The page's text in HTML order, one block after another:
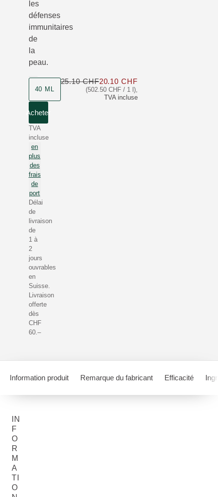
les
défenses
immunitaires
de
la
peau.
40 ML (502.50 CHF / 1 l),
TVA incluse
25.10 CHF20.10 CHFSeulement 20.10 CHF
Acheter
TVA
incluse
en
plus
des
frais
de
port
Délai
de
livraison
de
1 à
2
jours
ouvrables
en
Suisse.
Livraison
offerte
dès
CHF
60.–
Information produit Remarque du fabricant Efficacité
IN
F
O
R
M
A
TI
O